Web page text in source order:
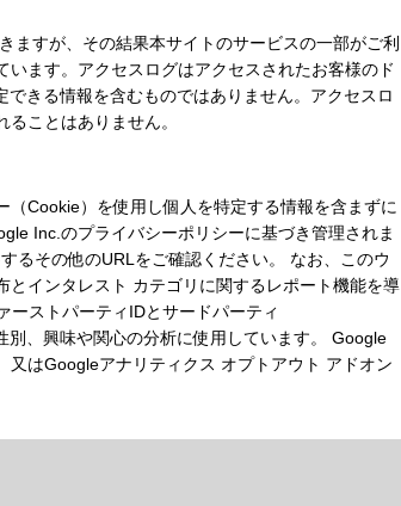
すが、その結果本サイトのサービスの一部がご利
ます。アクセスログはアクセスされたお客様のド
きる情報を含むものではありません。アクセスロ
ことはありません。
Cookie）を使用し個人を特定する情報を含まずに
Inc.のプライバシーポリシーに基づき管理されま
るその他のURLをご確認ください。 なお、このウ
インタレスト カテゴリに関するレポート機能を導
ーストパーティIDとサードパーティ
、興味や関心の分析に使用しています。 Google
はGoogleアナリティクス オプトアウト アドオン